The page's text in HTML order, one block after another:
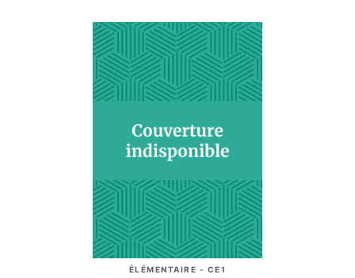
ÉLÉMENTAIRE - CE1